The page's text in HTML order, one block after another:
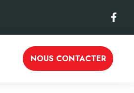
NOUS CONTACTER